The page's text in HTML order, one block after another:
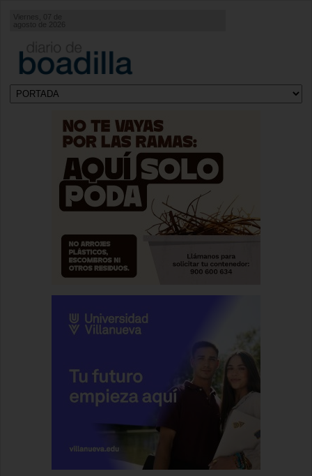
agosto de 2026